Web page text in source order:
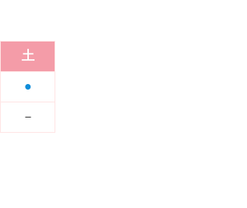
土
●
－